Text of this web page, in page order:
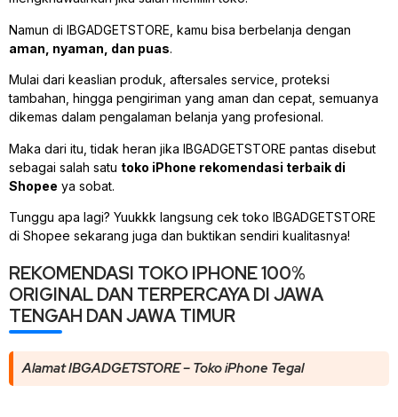
Namun di IBGADGETSTORE, kamu bisa berbelanja dengan
aman, nyaman, dan puas.
Mulai dari keaslian produk, aftersales service, proteksi
tambahan, hingga pengiriman yang aman dan cepat, semuanya
dikemas dalam pengalaman belanja yang profesional.
Maka dari itu, tidak heran jika IBGADGETSTORE pantas disebut
sebagai salah satu toko iPhone rekomendasi terbaik di
Shopee ya sobat.
Tunggu apa lagi? Yuukkk langsung cek toko IBGADGETSTORE
di Shopee sekarang juga dan buktikan sendiri kualitasnya!
REKOMENDASI TOKO IPHONE 100%
ORIGINAL DAN TERPERCAYA DI JAWA
TENGAH DAN JAWA TIMUR
Alamat IBGADGETSTORE – Toko iPhone Tegal